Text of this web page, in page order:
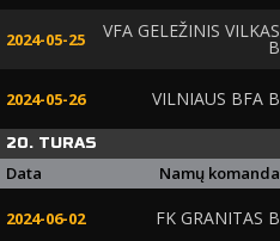
2024-05-25 VFA GELEŽINIS VILKAS
B
2024-05-26 VILNIAUS BFA B
20. TURAS
Data Namų komanda
2024-06-02 FK GRANITAS B